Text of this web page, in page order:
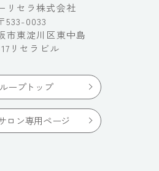
リセラ株式会社
533-0033
市東淀川区東中島
リセラビル
ープトップ
ロン専用ページ